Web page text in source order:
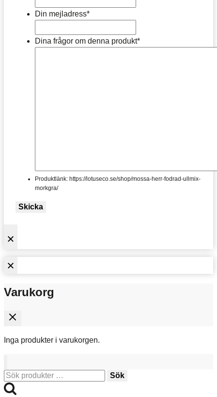
Din mejladress*
Dina frågor om denna produkt*
Produktlänk: https://lotuseco.se/shop/mossa-herr-fodrad-ullmix-
morkgra/
Skicka
Varukorg
Inga produkter i varukorgen.
Sök
efter:
Sök